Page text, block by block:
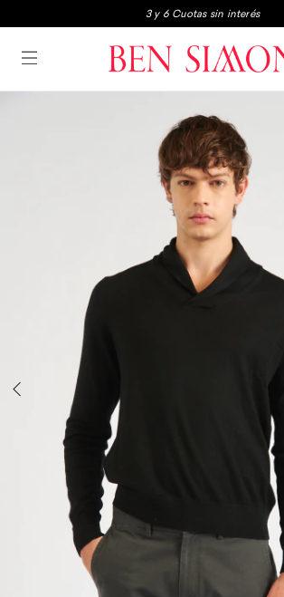
3x2 en boxers y medias
Envio gratis a partir de $250.000